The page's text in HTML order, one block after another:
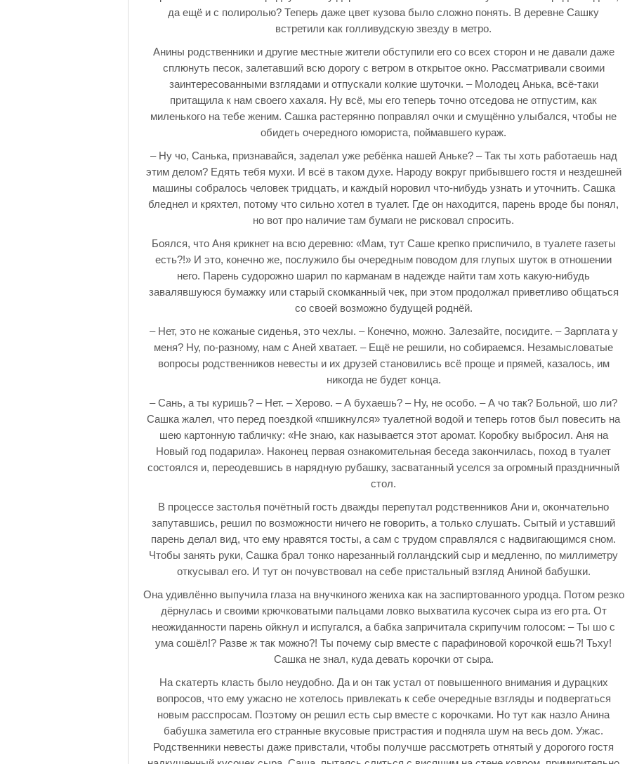
да ещё и с полиролью? Теперь даже цвет кузова было сложно понять. В деревне Сашку
встретили как голливудскую звезду в метро.
Анины родственники и другие местные жители обступили его со всех сторон и не давали даже
сплюнуть песок, залетавший всю дорогу с ветром в открытое окно. Рассматривали своими
заинтересованными взглядами и отпускали колкие шуточки. – Молодец Анька, всё-таки
притащила к нам своего хахаля. Ну всё, мы его теперь точно отседова не отпустим, как
миленького на тебе женим. Сашка растерянно поправлял очки и смущённо улыбался, чтобы не
обидеть очередного юмориста, поймавшего кураж.
– Ну чо, Санька, признавайся, заделал уже ребёнка нашей Аньке? – Так ты хоть работаешь над
этим делом? Едять тебя мухи. И всё в таком духе. Народу вокруг прибывшего гостя и нездешней
машины собралось человек тридцать, и каждый норовил что-нибудь узнать и уточнить. Сашка
бледнел и кряхтел, потому что сильно хотел в туалет. Где он находится, парень вроде бы понял,
но вот про наличие там бумаги не рисковал спросить.
Боялся, что Аня крикнет на всю деревню: «Мам, тут Саше крепко приспичило, в туалете газеты
есть?!» И это, конечно же, послужило бы очередным поводом для глупых шуток в отношении
него. Парень судорожно шарил по карманам в надежде найти там хоть какую-нибудь
завалявшуюся бумажку или старый скомканный чек, при этом продолжал приветливо общаться
со своей возможно будущей роднёй.
– Нет, это не кожаные сиденья, это чехлы. – Конечно, можно. Залезайте, посидите. – Зарплата у
меня? Ну, по-разному, нам с Аней хватает. – Ещё не решили, но собираемся. Незамысловатые
вопросы родственников невесты и их друзей становились всё проще и прямей, казалось, им
никогда не будет конца.
– Сань, а ты куришь? – Нет. – Херово. – А бухаешь? – Ну, не особо. – А чо так? Больной, шо ли?
Сашка жалел, что перед поездкой «пшикнулся» туалетной водой и теперь готов был повесить на
шею картонную табличку: «Не знаю, как называется этот аромат. Коробку выбросил. Аня на
Новый год подарила». Наконец первая ознакомительная беседа закончилась, поход в туалет
состоялся и, переодевшись в нарядную рубашку, засватанный уселся за огромный праздничный
стол.
В процессе застолья почётный гость дважды перепутал родственников Ани и, окончательно
запутавшись, решил по возможности ничего не говорить, а только слушать. Сытый и уставший
парень делал вид, что ему нравятся тосты, а сам с трудом справлялся с надвигающимся сном.
Чтобы занять руки, Сашка брал тонко нарезанный голландский сыр и медленно, по миллиметру
откусывал его. И тут он почувствовал на себе пристальный взгляд Аниной бабушки.
Она удивлённо выпучила глаза на внучкиного жениха как на заспиртованного уродца. Потом резко
дёрнулась и своими крючковатыми пальцами ловко выхватила кусочек сыра из его рта. От
неожиданности парень ойкнул и испугался, а бабка запричитала скрипучим голосом: – Ты шо с
ума сошёл!? Разве ж так можно?! Ты почему сыр вместе с парафиновой корочкой ешь?! Тьху!
Сашка не знал, куда девать корочки от сыра.
На скатерть класть было неудобно. Да и он так устал от повышенного внимания и дурацких
вопросов, что ему ужасно не хотелось привлекать к себе очередные взгляды и подвергаться
новым расспросам. Поэтому он решил есть сыр вместе с корочками. Но тут как назло Анина
бабушка заметила его странные вкусовые пристрастия и подняла шум на весь дом. Ужас.
Родственники невесты даже привстали, чтобы получше рассмотреть отнятый у дорогого гостя